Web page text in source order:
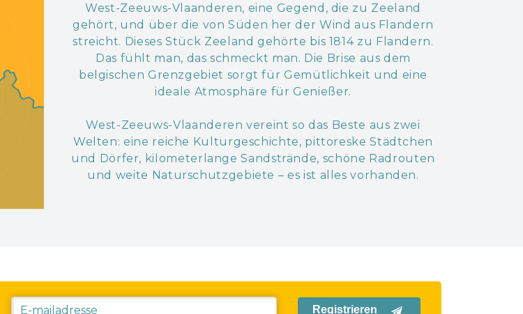
West-Zeeuws-Vlaanderen, eine Gegend, die zu Zeeland
gehört, und über die von Süden her der Wind aus Flandern
streicht. Dieses Stück Zeeland gehörte bis 1814 zu Flandern.
Das fühlt man, das schmeckt man. Die Brise aus dem
belgischen Grenzgebiet sorgt für Gemütlichkeit und eine
ideale Atmosphäre für Genießer.
West-Zeeuws-Vlaanderen vereint so das Beste aus zwei
Welten: eine reiche Kulturgeschichte, pittoreske Städtchen
und Dörfer, kilometerlange Sandstrände, schöne Radrouten
und weite Naturschutzgebiete – es ist alles vorhanden.
Registrieren